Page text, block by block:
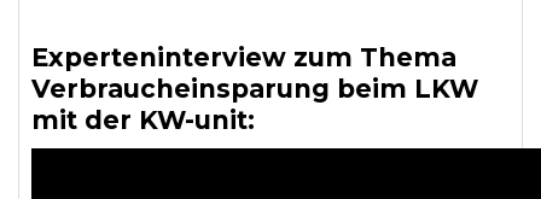
Experteninterview zum Thema
Verbraucheinsparung beim LKW
mit der KW-unit: